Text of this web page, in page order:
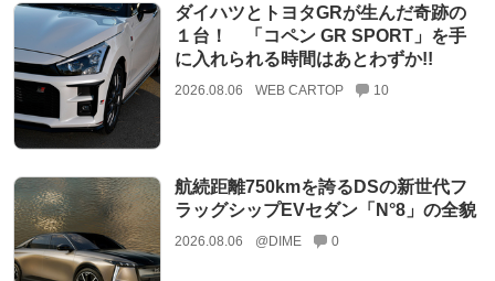
ダイハツとトヨタGRが生んだ奇跡の
１台！ 「コペン GR SPORT」を手
に入れられる時間はあとわずか!!
2026.08.06 WEB CARTOP 10
航続距離750kmを誇るDSの新世代フ
ラッグシップEVセダン「N°8」の全貌
2026.08.06 @DIME 0